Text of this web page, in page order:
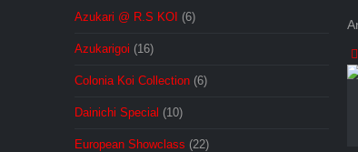
Azukari @ R.S KOI (6)
Azukarigoi (16)
Colonia Koi Collection (6)
Dainichi Special (10)
European Showclass (22)